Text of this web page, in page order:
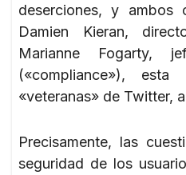
deserciones, y ambos
Damien Kieran,
Marianne Fogarty,
(«compliance»),
«veteranas» de Twitter,
Precisamente, las
seguridad de los